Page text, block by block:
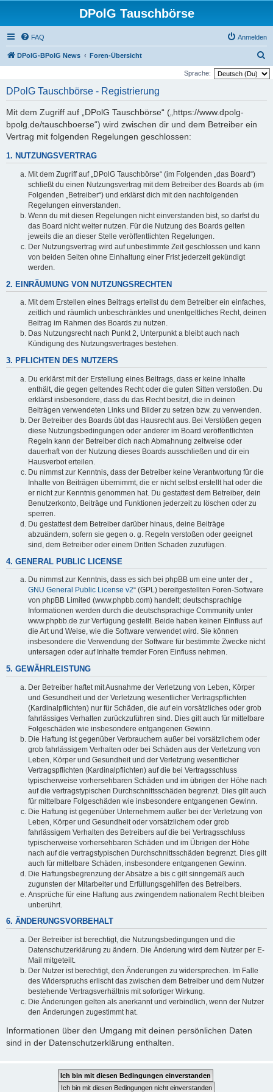
DPolG Tauschbörse
FAQ Anmelden
DPolG-BPolG News Foren-Übersicht
u
Sprache:
DPolG Tauschbörse - Registrierung
Mit dem Zugriff auf „DPolG Tauschbörse“ („https://www.dpolg-
bpolg.de/tauschboerse“) wird zwischen dir und dem Betreiber ein
Vertrag mit folgenden Regelungen geschlossen:
1. NUTZUNGSVERTRAG
Mit dem Zugriff auf „DPolG Tauschbörse“ (im Folgenden „das Board“)
schließt du einen Nutzungsvertrag mit dem Betreiber des Boards ab (im
Folgenden „Betreiber“) und erklärst dich mit den nachfolgenden
Regelungen einverstanden.
Wenn du mit diesen Regelungen nicht einverstanden bist, so darfst du
das Board nicht weiter nutzen. Für die Nutzung des Boards gelten
jeweils die an dieser Stelle veröffentlichten Regelungen.
Der Nutzungsvertrag wird auf unbestimmte Zeit geschlossen und kann
von beiden Seiten ohne Einhaltung einer Frist jederzeit gekündigt
werden.
2. EINRÄUMUNG VON NUTZUNGSRECHTEN
Mit dem Erstellen eines Beitrags erteilst du dem Betreiber ein einfaches,
zeitlich und räumlich unbeschränktes und unentgeltliches Recht, deinen
Beitrag im Rahmen des Boards zu nutzen.
Das Nutzungsrecht nach Punkt 2, Unterpunkt a bleibt auch nach
Kündigung des Nutzungsvertrages bestehen.
3. PFLICHTEN DES NUTZERS
Du erklärst mit der Erstellung eines Beitrags, dass er keine Inhalte
enthält, die gegen geltendes Recht oder die guten Sitten verstoßen. Du
erklärst insbesondere, dass du das Recht besitzt, die in deinen
Beiträgen verwendeten Links und Bilder zu setzen bzw. zu verwenden.
Der Betreiber des Boards übt das Hausrecht aus. Bei Verstößen gegen
diese Nutzungsbedingungen oder anderer im Board veröffentlichten
Regeln kann der Betreiber dich nach Abmahnung zeitweise oder
dauerhaft von der Nutzung dieses Boards ausschließen und dir ein
Hausverbot erteilen.
Du nimmst zur Kenntnis, dass der Betreiber keine Verantwortung für die
Inhalte von Beiträgen übernimmt, die er nicht selbst erstellt hat oder die
er nicht zur Kenntnis genommen hat. Du gestattest dem Betreiber, dein
Benutzerkonto, Beiträge und Funktionen jederzeit zu löschen oder zu
sperren.
Du gestattest dem Betreiber darüber hinaus, deine Beiträge
abzuändern, sofern sie gegen o. g. Regeln verstoßen oder geeignet
sind, dem Betreiber oder einem Dritten Schaden zuzufügen.
4. GENERAL PUBLIC LICENSE
Du nimmst zur Kenntnis, dass es sich bei phpBB um eine unter der „
GNU General Public License v2“ (GPL) bereitgestellten Foren-Software
von phpBB Limited (www.phpbb.com) handelt; deutschsprachige
Informationen werden durch die deutschsprachige Community unter
www.phpbb.de zur Verfügung gestellt. Beide haben keinen Einfluss auf
die Art und Weise, wie die Software verwendet wird. Sie können
insbesondere die Verwendung der Software für bestimmte Zwecke nicht
untersagen oder auf Inhalte fremder Foren Einfluss nehmen.
5. GEWÄHRLEISTUNG
Der Betreiber haftet mit Ausnahme der Verletzung von Leben, Körper
und Gesundheit und der Verletzung wesentlicher Vertragspflichten
(Kardinalpflichten) nur für Schäden, die auf ein vorsätzliches oder grob
fahrlässiges Verhalten zurückzuführen sind. Dies gilt auch für mittelbare
Folgeschäden wie insbesondere entgangenen Gewinn.
Die Haftung ist gegenüber Verbrauchern außer bei vorsätzlichem oder
grob fahrlässigem Verhalten oder bei Schäden aus der Verletzung von
Leben, Körper und Gesundheit und der Verletzung wesentlicher
Vertragspflichten (Kardinalpflichten) auf die bei Vertragsschluss
typischerweise vorhersehbaren Schäden und im übrigen der Höhe nach
auf die vertragstypischen Durchschnittsschäden begrenzt. Dies gilt auch
für mittelbare Folgeschäden wie insbesondere entgangenen Gewinn.
Die Haftung ist gegenüber Unternehmern außer bei der Verletzung von
Leben, Körper und Gesundheit oder vorsätzlichem oder grob
fahrlässigem Verhalten des Betreibers auf die bei Vertragsschluss
typischerweise vorhersehbaren Schäden und im Übrigen der Höhe
nach auf die vertragstypischen Durchschnittsschäden begrenzt. Dies gilt
auch für mittelbare Schäden, insbesondere entgangenen Gewinn.
Die Haftungsbegrenzung der Absätze a bis c gilt sinngemäß auch
zugunsten der Mitarbeiter und Erfüllungsgehilfen des Betreibers.
Ansprüche für eine Haftung aus zwingendem nationalem Recht bleiben
unberührt.
6. ÄNDERUNGSVORBEHALT
Der Betreiber ist berechtigt, die Nutzungsbedingungen und die
Datenschutzerklärung zu ändern. Die Änderung wird dem Nutzer per E-
Mail mitgeteilt.
Der Nutzer ist berechtigt, den Änderungen zu widersprechen. Im Falle
des Widerspruchs erlischt das zwischen dem Betreiber und dem Nutzer
bestehende Vertragsverhältnis mit sofortiger Wirkung.
Die Änderungen gelten als anerkannt und verbindlich, wenn der Nutzer
den Änderungen zugestimmt hat.
Informationen über den Umgang mit deinen persönlichen Daten
sind in der Datenschutzerklärung enthalten.